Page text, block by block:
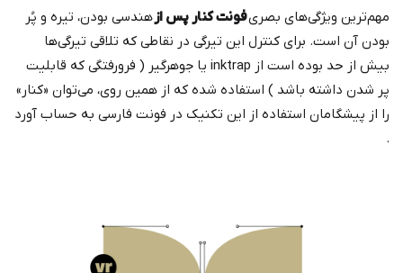
مهم‌ترین ویژگی‌های بصریفونت کنار پس از هندسی بودن، تیره و پُر
بودن آن است. برای کنترل این تیرگی در نقاطی که تلاقی تیرگی‌ها
بیش از حد بوده است از inktrap یا جوهرگیر ( فرورفتگی که قابلیت
پر شدن داشته باشد ) استفاده شده که از همین روی، می‌توان «کنار»
را از پیشگامان استفاده از این تکنیک در فونت فارسی به حساب آورد
.